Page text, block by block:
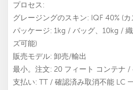
プロセス:
グレージングのスキン: IQF 40% (
パッケージ: 1kg / バッグ、10kg /
ズ可能)
販売モデル: 卸売/輸出
最小。注文: 20 フィート コンテナ
支払い: TT / 確認済み取消不能 LC